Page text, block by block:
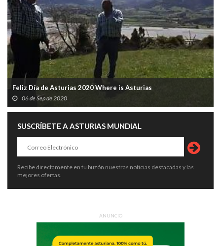
Feliz Día de Asturias 2020 Where is Asturias
06 de Sep de 2020
SUSCRÍBETE A ASTURIAS MUNDIAL
Recibe directamente en tu buzón nuestras noticias destacadas y las
mejores ofertas.
ANUNCIO